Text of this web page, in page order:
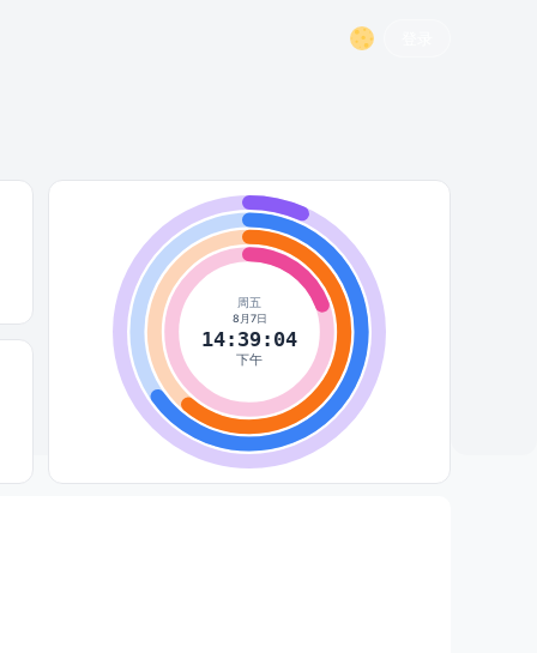
周五
8月7日
14:39:04
下午